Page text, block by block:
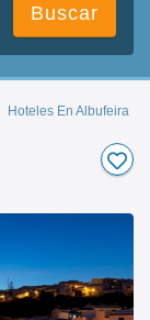
Buscar
Hoteles En Albufeira